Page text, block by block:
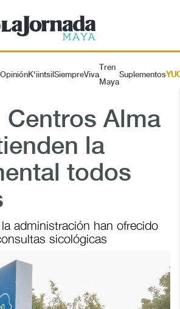
OpiniónK'iintsil SiempreViva
Tren
Maya
Suplementos
Centros Alma
la
todos
administración han ofrecido
sicológicas